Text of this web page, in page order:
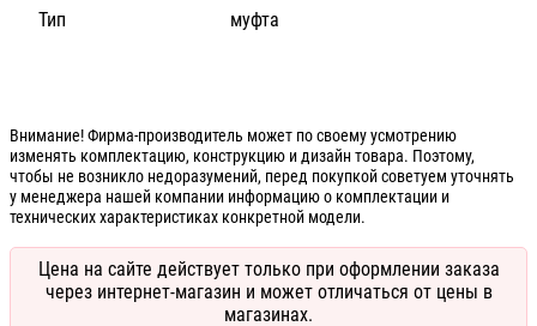
Тип
муфта
Внимание! Фирма-производитель может по своему усмотрению
изменять комплектацию, конструкцию и дизайн товара. Поэтому,
чтобы не возникло недоразумений, перед покупкой советуем уточнять
у менеджера нашей компании информацию о комплектации и
технических характеристиках конкретной модели.
Цена на сайте действует только при оформлении заказа
через интернет-магазин и может отличаться от цены в
магазинах.